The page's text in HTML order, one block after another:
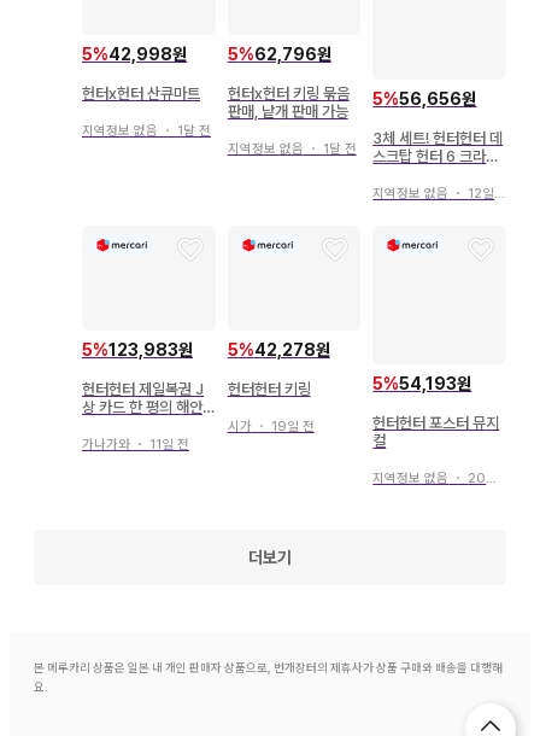
5%42,998원
헌터x헌터 산큐마트
지역정보 없음 ・ 1달 전
5%62,796원
헌터x헌터 키링 묶음
판매, 낱개 판매 가능
지역정보 없음 ・ 1달 전
5%56,656원
3체 세트! 헌터헌터 데
스크탑 헌터 6 크라피
지역정보 없음 ・ 12일 전
5%123,983원
헌터헌터 제일복권 J
상 카드 한 평의 해안
가나가와 ・ 11일 전
5%42,278원
헌터헌터 키링
시가・ 19일 전
5%54,193원
헌터헌터 포스터 뮤지
컬
지역정보 없음 ・ 20일 전
더보기
본 메루카리 상품은 일본 내 개인 판매자 상품으로, 번개장터의 제휴사가 상품 구매와 배송을 대행해
요.